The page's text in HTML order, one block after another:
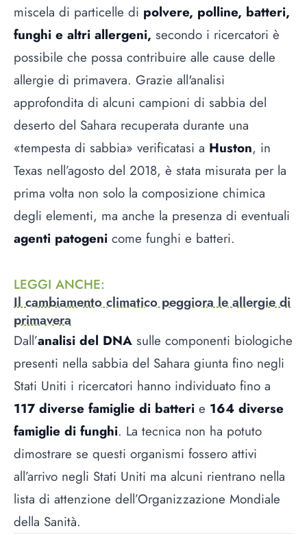
miscela di particelle di polvere, polline, batteri,
funghi e altri allergeni, secondo i ricercatori è
possibile che possa contribuire alle cause delle
allergie di primavera. Grazie all'analisi
approfondita di alcuni campioni di sabbia del
deserto del Sahara recuperata durante una
«tempesta di sabbia» verificatasi a Huston, in
Texas nell’agosto del 2018, è stata misurata per la
prima volta non solo la composizione chimica
degli elementi, ma anche la presenza di eventuali
agenti patogeni come funghi e batteri.
LEGGI ANCHE:
Il cambiamento climatico peggiora le allergie di
primavera
Dall’analisi del DNA sulle componenti biologiche
presenti nella sabbia del Sahara giunta fino negli
Stati Uniti i ricercatori hanno individuato fino a
117 diverse famiglie di batteri e 164 diverse
famiglie di funghi. La tecnica non ha potuto
dimostrare se questi organismi fossero attivi
all’arrivo negli Stati Uniti ma alcuni rientrano nella
lista di attenzione dell’Organizzazione Mondiale
della Sanità.